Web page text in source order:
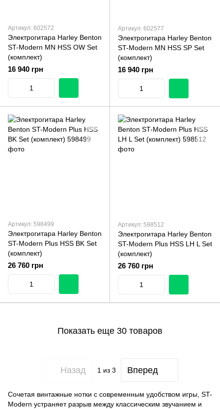
Артикул: 602572
Электрогитара Harley Benton
ST-Modern MN HSS OW Set
(комплект)
16 940 грн
Артикул: 602577
Электрогитара Harley Benton
ST-Modern MN HSS SP Set
(комплект)
16 940 грн
Артикул: 598499
Электрогитара Harley Benton
ST-Modern Plus HSS BK Set
(комплект)
26 760 грн
Артикул: 598512
Электрогитара Harley Benton
ST-Modern Plus HSS LH L Set
(комплект)
26 760 грн
Показать еще 30 товаров
Назад 1 из 3 Вперед
Сочетая винтажные нотки с современным удобством игры, ST-
Modern устраняет разрыв между классическим звучанием и